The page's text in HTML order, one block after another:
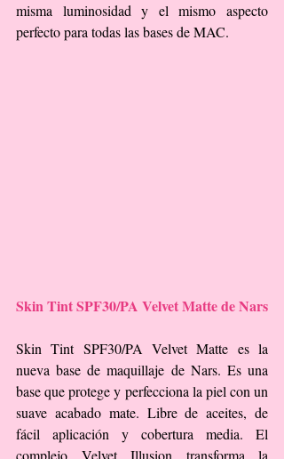
misma luminosidad y el mismo aspecto
perfecto para todas las bases de MAC.
Skin Tint SPF30/PA Velvet Matte de Nars
Skin Tint SPF30/PA Velvet Matte es la
nueva base de maquillaje de Nars. Es una
base que protege y perfecciona la piel con un
suave acabado mate. Libre de aceites, de
fácil aplicación y cobertura media. El
complejo Velvet Illusion transforma la